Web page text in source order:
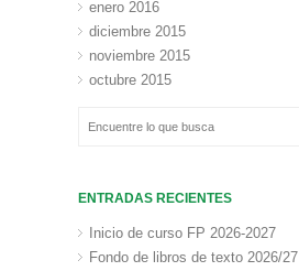
enero 2016
diciembre 2015
noviembre 2015
octubre 2015
ENTRADAS RECIENTES
Inicio de curso FP 2026-2027
Fondo de libros de texto 2026/27